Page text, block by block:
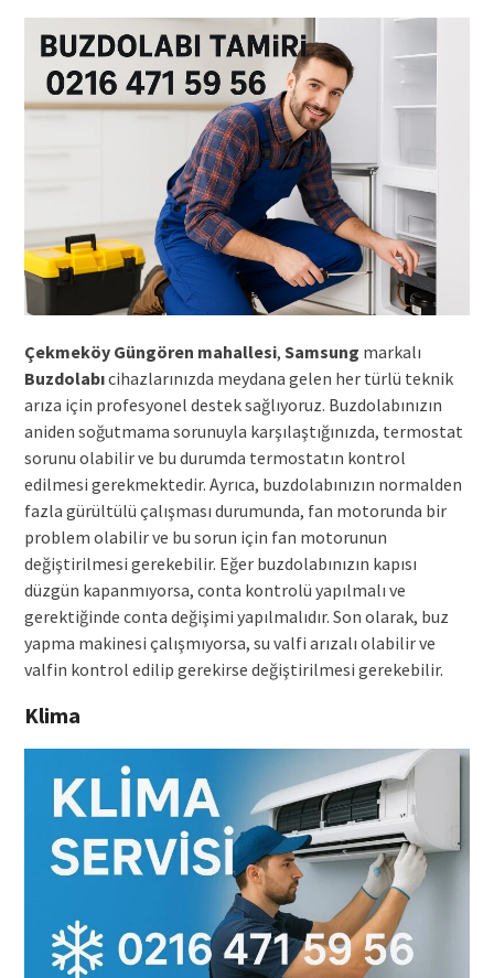
Çekmeköy Güngören mahallesi, Samsung markalı
Buzdolabıcihazlarınızda meydana gelen her türlü teknik
arıza için profesyonel destek sağlıyoruz. Buzdolabınızın
aniden soğutmama sorunuyla karşılaştığınızda, termostat
sorunu olabilir ve bu durumda termostatın kontrol
edilmesi gerekmektedir. Ayrıca, buzdolabınızın normalden
fazla gürültülü çalışması durumunda, fan motorunda bir
problem olabilir ve bu sorun için fan motorunun
değiştirilmesi gerekebilir. Eğer buzdolabınızın kapısı
düzgün kapanmıyorsa, conta kontrolü yapılmalı ve
gerektiğinde conta değişimi yapılmalıdır. Son olarak, buz
yapma makinesi çalışmıyorsa, su valfi arızalı olabilir ve
valfin kontrol edilip gerekirse değiştirilmesi gerekebilir.
Klima